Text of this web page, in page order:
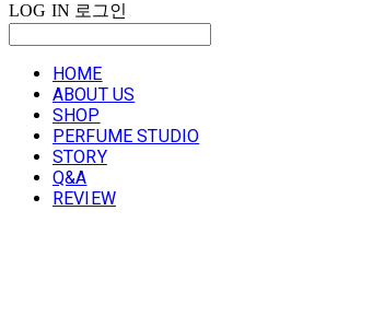
LOG IN 로그인
HOME
ABOUT US
SHOP
PERFUME STUDIO
STORY
Q&A
REVIEW